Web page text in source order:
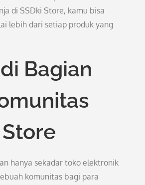
di SSDki Store, kamu bisa
lebih dari setiap produk yang
Bagian
hanya sekadar toko elektronik
komunitas bagi para